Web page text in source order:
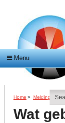
Menu
Home > Meldingen >
Wat